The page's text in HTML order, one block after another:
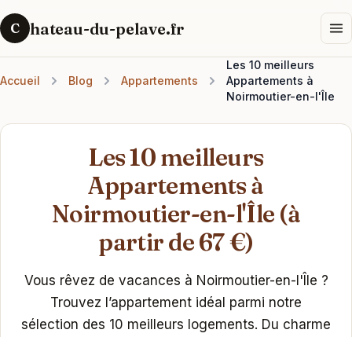
C hateau-du-pelave.fr
Accueil Blog Appartements
Les 10 meilleurs
Appartements à
Noirmoutier-en-l'Île
Les 10 meilleurs
Appartements à
Noirmoutier-en-l'Île (à
partir de 67 €)
Vous rêvez de vacances à Noirmoutier-en-l'Île ?
Trouvez l’appartement idéal parmi notre
sélection des 10 meilleurs logements. Du charme